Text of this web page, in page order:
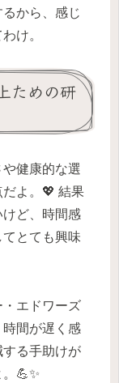
から、感じ
け。
ための研
健康的な選
よ。💖 結果
ど、時間感
とても興味
エドワーズ
間が遅く感
する手助けが
💪✨